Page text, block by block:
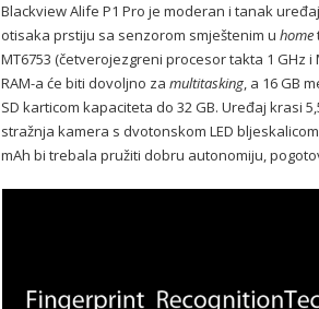
Blackview Alife P1 Pro je moderan i tanak
otisaka prstiju sa senzorom smještenim u home
MT6753 (četverojezgreni procesor takta 1 GHz i
RAM-a će biti dovoljno za multitasking, a 16 GB
SD karticom kapaciteta do 32 GB. Uređaj krasi
stražnja kamera s dvotonskom LED
mAh bi trebala pružiti dobru autonomiju,